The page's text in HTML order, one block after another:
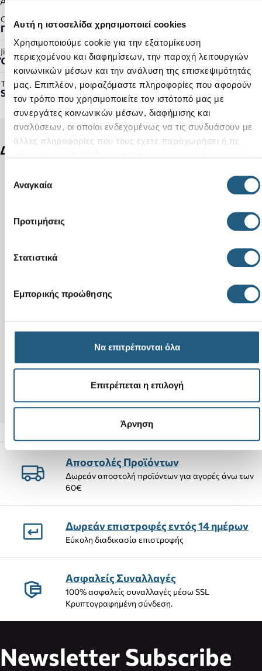
Αυτή η ιστοσελίδα χρησιμοποιεί cookies
Χρησιμοποιούμε cookie για την εξατομίκευση
περιεχομένου και διαφημίσεων, την παροχή λειτουργιών
κοινωνικών μέσων και την ανάλυση της επισκεψιμότητάς
μας. Επιπλέον, μοιραζόμαστε πληροφορίες που αφορούν
τον τρόπο που χρησιμοποιείτε τον ιστότοπό μας με
συνεργάτες κοινωνικών μέσων, διαφήμισης και
αναλύσεων, οι οποίοι ενδεχομένως να τις συνδυάσουν με
άλλες πληροφορίες που τους έχετε παραχωρήσει ή τις
συγκατάθεσης
Αναγκαία
Προτιμήσεις
Στατιστικά
Εμπορικής προώθησης
Να επιτρέπονται όλα
Επιτρέπεται η επιλογή
Άρνηση
Gender:
Γυναικείο
Jibbitz™ Ready:
Όχι
Τύπος Προϊόντος:
Shoes
Δείτε ακόμη
Αποστολές Προϊόντων
Δωρεάν αποστολή προϊόντων για αγορές άνω των
60€
Δωρεάν επιστροφές εντός 14 ημέρων
Εύκολη διαδικασία επιστροφής
Ασφαλείς Συναλλαγές
100% ασφαλείς συναλλαγές μέσω SSL
Κρυπτογραφημένη σύνδεση.
Newsletter Subscribe